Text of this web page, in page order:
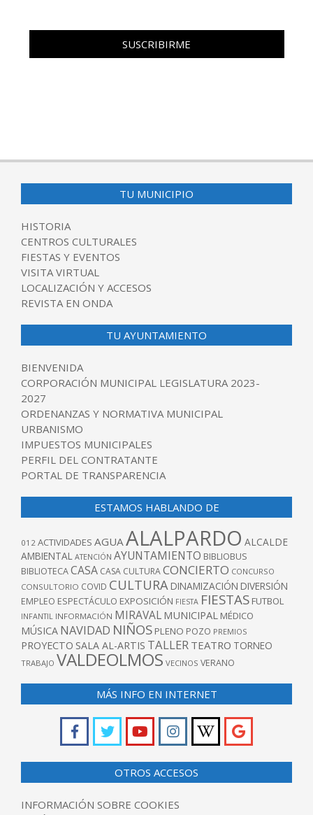
TU MUNICIPIO
HISTORIA
CENTROS CULTURALES
FIESTAS Y EVENTOS
VISITA VIRTUAL
LOCALIZACIÓN Y ACCESOS
REVISTA EN ONDA
TU AYUNTAMIENTO
BIENVENIDA
CORPORACIÓN MUNICIPAL LEGISLATURA 2023-
2027
ORDENANZAS Y NORMATIVA MUNICIPAL
URBANISMO
IMPUESTOS MUNICIPALES
PERFIL DEL CONTRATANTE
PORTAL DE TRANSPARENCIA
ESTAMOS HABLANDO DE
012 ACTIVIDADES AGUAALALPARDO ALCALDE
AMBIENTAL ATENCIÓN AYUNTAMIENTO BIBLIOBUS
BIBLIOTECACASA CASA CULTURACONCIERTO CONCURSO
CONSULTORIO COVID CULTURA DINAMIZACIÓN DIVERSIÓN
EMPLEO ESPECTÁCULO EXPOSICIÓN FIESTA FIESTAS FUTBOL
INFANTIL INFORMACIÓN MIRAVAL MUNICIPAL MÉDICO
MÚSICA NAVIDAD NIÑOS PLENO POZO PREMIOS
PROYECTO SALA AL-ARTIS TALLER TEATRO TORNEO
TRABAJO VALDEOLMOS VECINOS VERANO
MÁS INFO EN INTERNET
OTROS ACCESOS
INFORMACIÓN SOBRE COOKIES